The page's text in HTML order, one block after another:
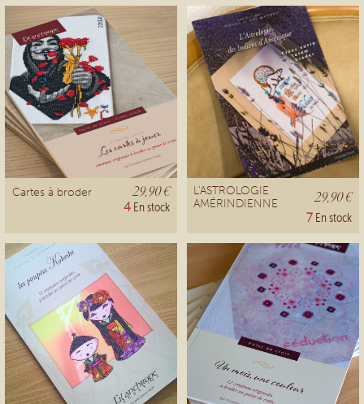
Cartes à broder 29,90 €
4 En stock
L'ASTROLOGIE
AMÉRINDIENNE
29,90 €
7 En stock